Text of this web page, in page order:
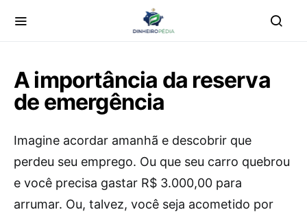
A importância da reserva
de emergência
Imagine acordar amanhã e descobrir que
perdeu seu emprego. Ou que seu carro quebrou
e você precisa gastar R$ 3.000,00 para
arrumar. Ou, talvez, você seja acometido por